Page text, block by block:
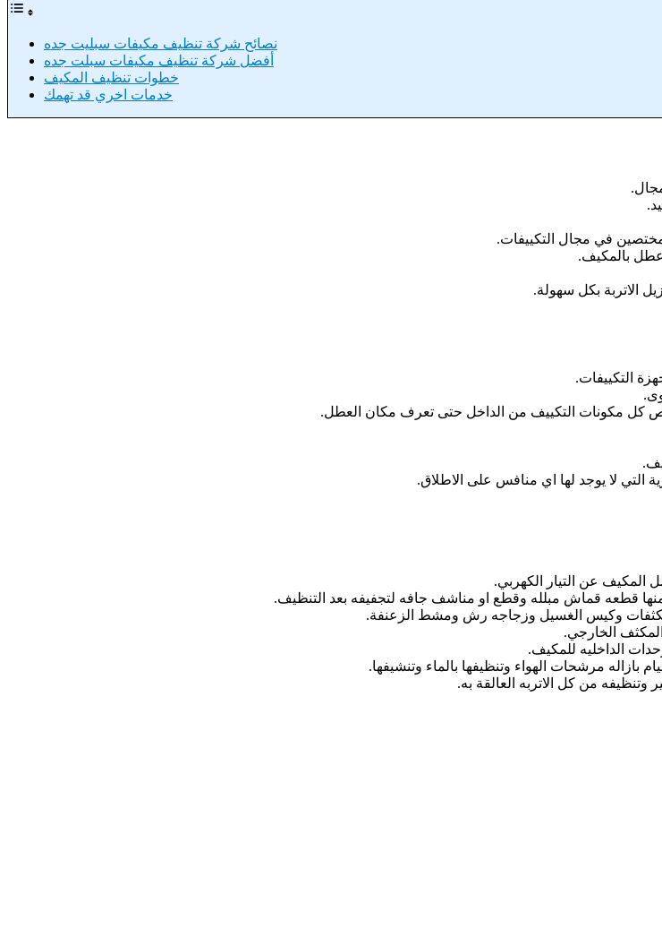
نصائح شركة تنظيف مكيفات سبليت جده
أفضل شركة تنظيف مكيفات سبلت جده
خطوات تنظيف المكيف
خدمات اخري قد تهمك
في مجال التكييفات.
بالمكيف.
الاتربة بكل سهولة.
التكييفات.
كل مكونات التكييف من الداخل حتى تعرف مكان العطل.
لا يوجد لها اي منافس على الاطلاق.
المكيف عن التيار الكهربي.
قطعه قماش مبلله وقطع او مناشف جافه لتجفيفه بعد التنظيف.
وكيس الغسيل وزجاجه رش ومشط الزعنفة.
المكثف الخارجي.
الداخليه للمكيف.
مرشحات الهواء وتنظيفها بالماء وتنشيفها.
من كل الاتربه العالقة به.